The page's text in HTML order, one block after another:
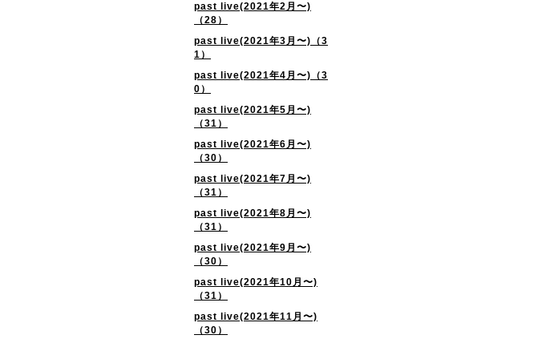
past live(2021年2月〜)
（28）
past live(2021年3月〜)（3
1）
past live(2021年4月〜)（3
0）
past live(2021年5月〜)
（31）
past live(2021年6月〜)
（30）
past live(2021年7月〜)
（31）
past live(2021年8月〜)
（31）
past live(2021年9月〜)
（30）
past live(2021年10月〜)
（31）
past live(2021年11月〜)
（30）